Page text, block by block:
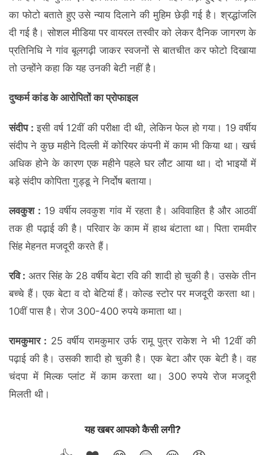
का फोटो बताते हुए उसे न्याय दिलाने की मुहिम छेड़ी गई है। श्रद्धांजलि
दी गई है। सोशल मीडिया पर वायरल तस्वीर को लेकर दैनिक जागरण के
प्रतिनिधि ने गांव बूलगढ़ी जाकर स्वजनों से बातचीत कर फोटो दिखाया
तो उन्होंने कहा कि यह उनकी बेटी नहीं है।
दुष्कर्म कांड के आरोपितों का प्रोफाइल
संदीप : इसी वर्ष 12वीं की परीक्षा दी थी, लेकिन फेल हो गया। 19 वर्षीय
संदीप ने कुछ महीने दिल्ली में कोरियर कंपनी में काम भी किया था। खर्च
अधिक होने के कारण एक महीने पहले घर लौट आया था। दो भाइयों में
बड़े संदीप कोपिता गुड्डू ने निर्दोष बताया।
लवकुश : 19 वर्षीय लवकुश गांव में रहता है। अविवाहित है और आठवीं
तक ही पढ़ाई की है। परिवार के काम में हाथ बंटाता था। पिता रामवीर
सिंह मेहनत मजदूरी करते हैं।
रवि : अतर सिंह के 28 वर्षीय बेटा रवि की शादी हो चुकी है। उसके तीन
बच्चे हैं। एक बेटा व दो बेटियां हैं। कोल्ड स्टोर पर मजदूरी करता था।
10वीं पास है। रोज 300-400 रुपये कमाता था।
रामकुमार : 25 वर्षीय रामकुमार उर्फ रामू पुत्र राकेश ने भी 12वीं की
पढ़ाई की है। उसकी शादी हो चुकी है। एक बेटा और एक बेटी है। वह
चंदपा में मिल्क प्लांट में काम करता था। 300 रुपये रोज मजदूरी
मिलती थी।
यह खबर आपको कैसी लगी?